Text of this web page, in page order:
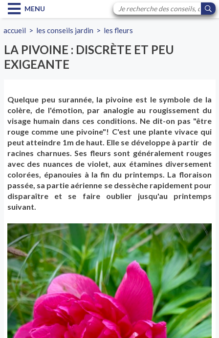
MENU
accueil > les conseils jardin > les fleurs
LA PIVOINE : DISCRÈTE ET PEU
EXIGEANTE
Quelque peu surannée, la pivoine est le symbole de la
colère, de l'émotion, par analogie au rougissement du
visage humain dans ces conditions. Ne dit-on pas "être
rouge comme une pivoine"! C'est une plante vivace qui
peut atteindre 1m de haut. Elle se développe à partir de
racines charnues. Ses fleurs sont généralement rouges
avec des nuances de violet, aux étamines diversement
colorées, épanouies à la fin du printemps. La floraison
passée, sa partie aérienne se dessèche rapidement pour
disparaître et se faire oublier jusqu'au printemps
suivant.